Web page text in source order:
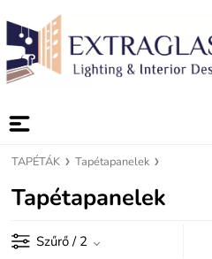
TAPÉTÁK Tapétapanelek
Tapétapanelek
Szűrő / 2